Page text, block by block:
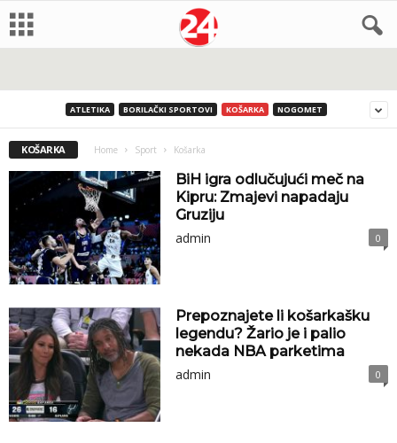
ATLETIKA BORILAČKI SPORTOVI KOŠARKA NOGOMET
KOŠARKA Home Sport Košarka
BiH igra odlučujući meč na
Kipru: Zmajevi napadaju
Gruziju
admin
0
Prepoznajete li košarkašku
legendu? Žario je i palio
nekada NBA parketima
admin
0